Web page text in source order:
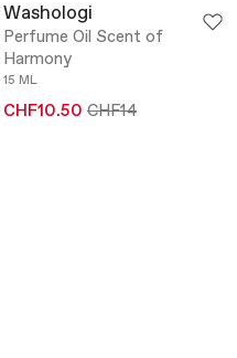
Washologi
Perfume Oil Scent of
Harmony
15 ML
CHF10.50 CHF14